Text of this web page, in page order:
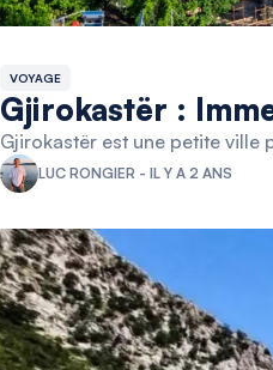
VOYAGE
Gjirokastër :
Gjirokastër est une petite ville
LUC RONGIER - IL Y A 2 ANS